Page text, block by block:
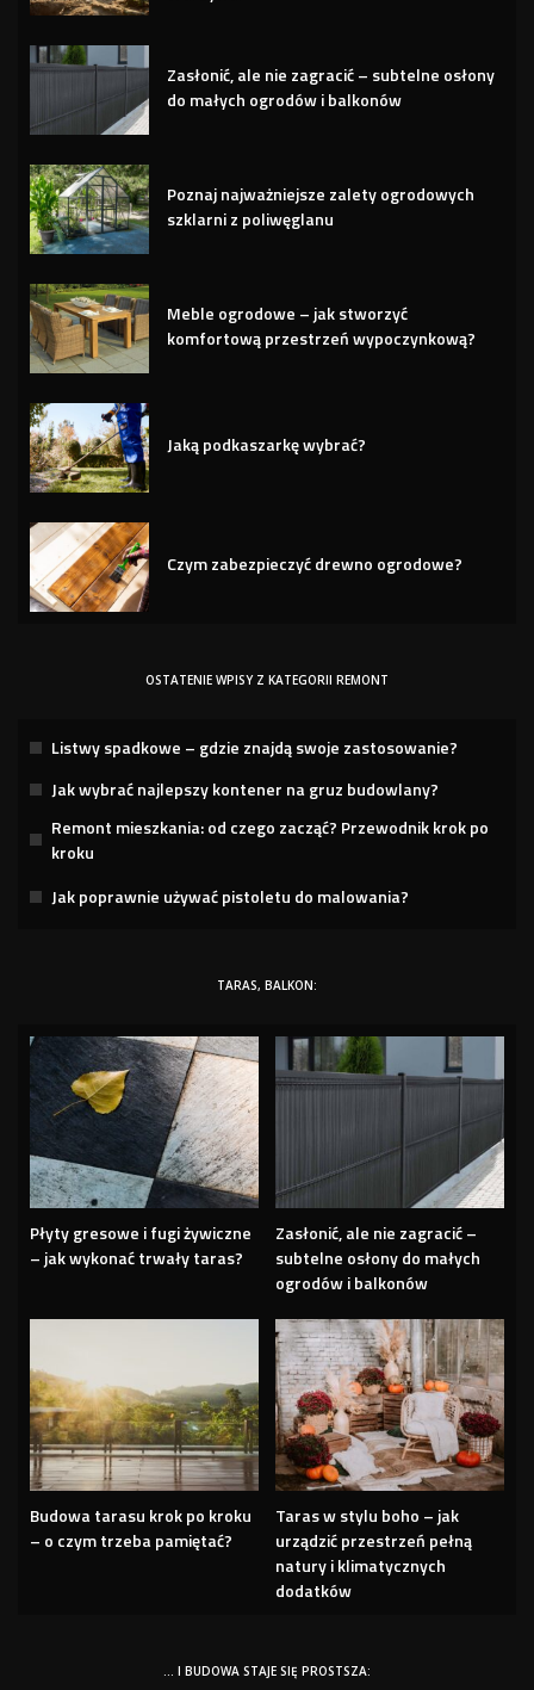
Zasłonić, ale nie zagracić – subtelne osłony
do małych ogrodów i balkonów
Poznaj najważniejsze zalety ogrodowych
szklarni z poliwęglanu
Meble ogrodowe – jak stworzyć
komfortową przestrzeń wypoczynkową?
Jaką podkaszarkę wybrać?
Czym zabezpieczyć drewno ogrodowe?
OSTATENIE WPISY Z KATEGORII REMONT
Listwy spadkowe – gdzie znajdą swoje zastosowanie?
Jak wybrać najlepszy kontener na gruz budowlany?
Remont mieszkania: od czego zacząć? Przewodnik krok po
kroku
Jak poprawnie używać pistoletu do malowania?
TARAS, BALKON:
Płyty gresowe i fugi żywiczne
– jak wykonać trwały taras?
Zasłonić, ale nie zagracić –
subtelne osłony do małych
ogrodów i balkonów
Budowa tarasu krok po kroku
– o czym trzeba pamiętać?
Taras w stylu boho – jak
urządzić przestrzeń pełną
natury i klimatycznych
dodatków
… I BUDOWA STAJE SIĘ PROSTSZA: